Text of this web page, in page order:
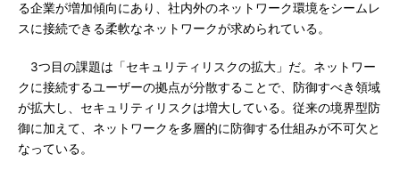
る企業が増加傾向にあり、社内外のネットワーク環境をシームレ
スに接続できる柔軟なネットワークが求められている。
3つ目の課題は「セキュリティリスクの拡大」だ。ネットワー
クに接続するユーザーの拠点が分散することで、防御すべき領域
が拡大し、セキュリティリスクは増大している。従来の境界型防
御に加えて、ネットワークを多層的に防御する仕組みが不可欠と
なっている。